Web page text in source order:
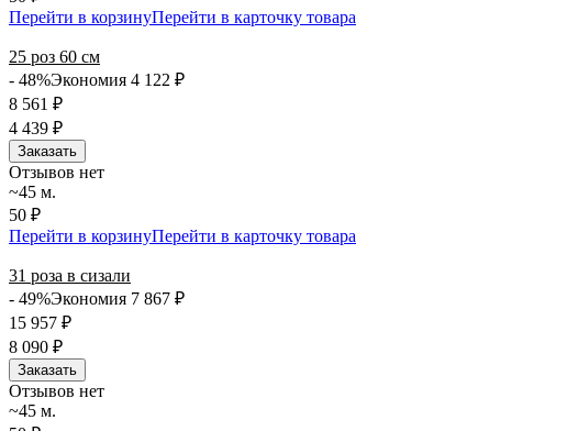
Перейти в корзинуПерейти в карточку товара
25 роз 60 см
- 48%Экономия 4 122 ₽
8 561 ₽
4 439 ₽
Заказать
Отзывов нет
~45 м.
50 ₽
Перейти в корзинуПерейти в карточку товара
31 роза в сизали
- 49%Экономия 7 867 ₽
15 957 ₽
8 090 ₽
Заказать
Отзывов нет
~45 м.